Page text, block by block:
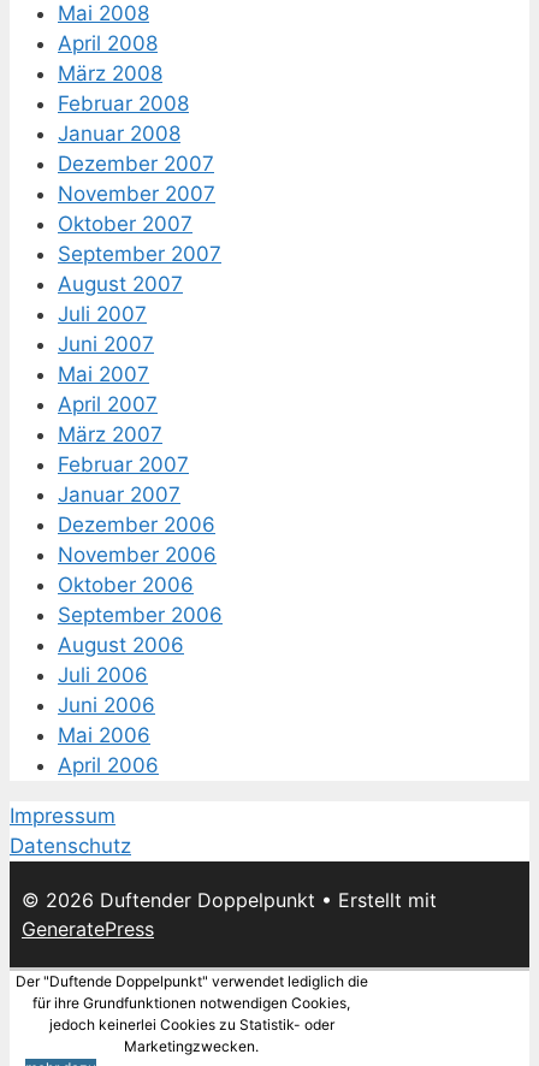
Mai 2008
April 2008
März 2008
Februar 2008
Januar 2008
Dezember 2007
November 2007
Oktober 2007
September 2007
August 2007
Juli 2007
Juni 2007
Mai 2007
April 2007
März 2007
Februar 2007
Januar 2007
Dezember 2006
November 2006
Oktober 2006
September 2006
August 2006
Juli 2006
Juni 2006
Mai 2006
April 2006
Impressum
Datenschutz
© 2026 Duftender Doppelpunkt • Erstellt mit
GeneratePress
Der "Duftende Doppelpunkt" verwendet lediglich die
für ihre Grundfunktionen notwendigen Cookies,
jedoch keinerlei Cookies zu Statistik- oder
Marketingzwecken.